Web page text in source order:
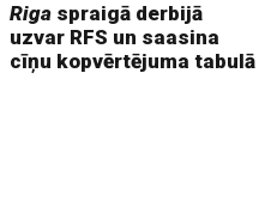
Riga spraigā derbijā
uzvar RFS un saasina
cīņu kopvērtējuma tabulā